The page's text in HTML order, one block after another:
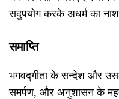
सदुपयोग करके अधर्म का नाश
समाप्ति
भगवद्गीता के सन्देश और
समर्पण, और अनुशासन के